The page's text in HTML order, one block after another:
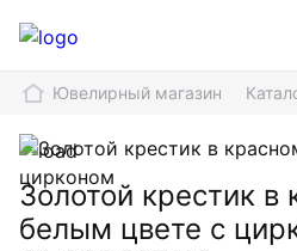
Ювелирный магазин
Золотой крестик в
белым цвете с